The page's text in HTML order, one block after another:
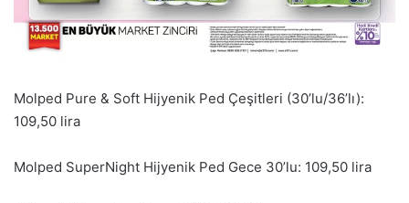
Molped Pure & Soft Hijyenik Ped Çeşitleri (30’lu/36’lı):
109,50 lira
Molped SuperNight Hijyenik Ped Gece 30’lu: 109,50 lira